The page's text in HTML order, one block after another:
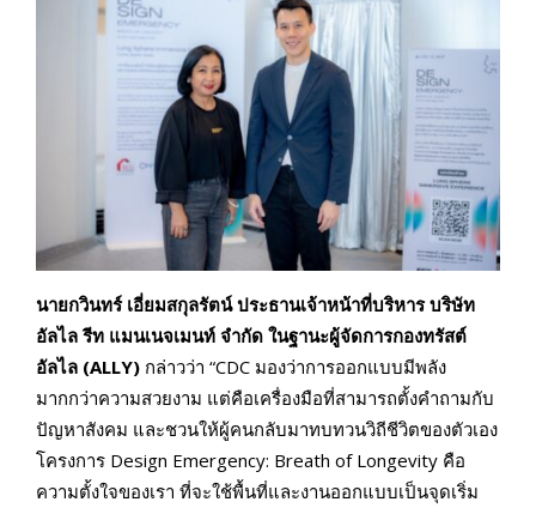
นายกวินทร์ เอี่ยมสกุลรัตน์ ประธานเจ้าหน้าที่บริหาร บริษัท
อัลไล รีท แมนเนจเมนท์ จำกัด ในฐานะผู้จัดการกองทรัสต์
อัลไล (ALLY) กล่าวว่า “CDC มองว่าการออกแบบมีพลัง
มากกว่าความสวยงาม แต่คือเครื่องมือที่สามารถตั้งคำถามกับ
ปัญหาสังคม และชวนให้ผู้คนกลับมาทบทวนวิถีชีวิตของตัวเอง
โครงการ Design Emergency: Breath of Longevity คือ
ความตั้งใจของเรา ที่จะใช้พื้นที่และงานออกแบบเป็นจุดเริ่ม